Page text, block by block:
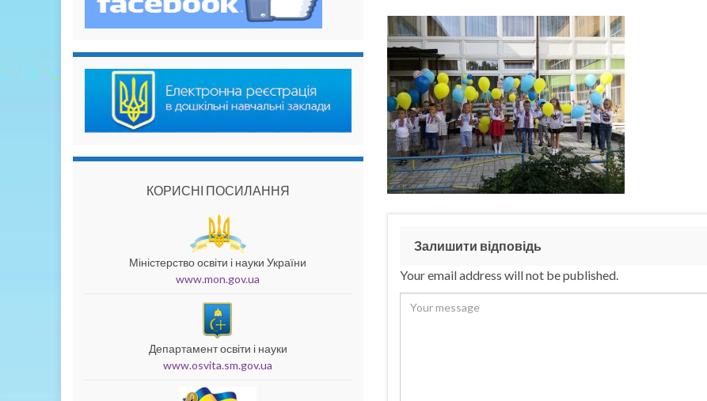
Залишити відповідь
Your email address will not be published.
КОРИСНІ ПОСИЛАННЯ
Міністерство освіти і науки України
www.mon.gov.ua
Департамент освіти і науки
www.osvita.sm.gov.ua